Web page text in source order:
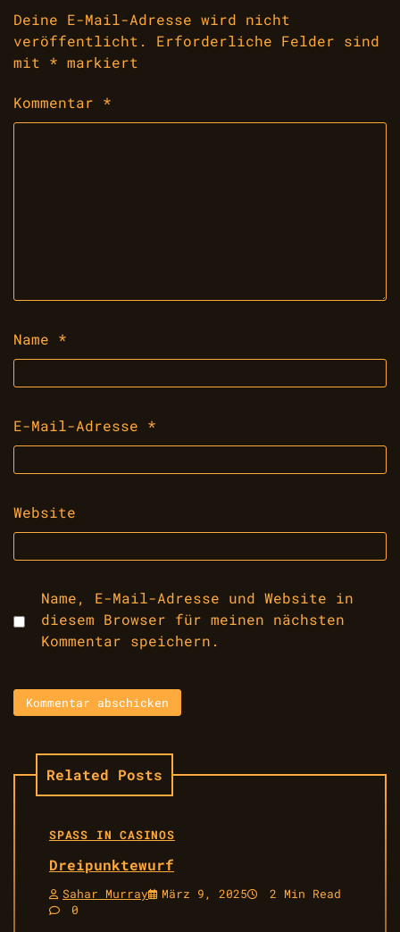
Deine E-Mail-Adresse wird nicht
veröffentlicht.
Erforderliche Felder sind
mit * markiert
Kommentar *
Name *
E-Mail-Adresse *
Website
Name, E-Mail-Adresse und Website in
diesem Browser für meinen nächsten
Kommentar speichern.
Related Posts
SPASS IN CASINOS
Dreipunktewurf
Sahar Murray März 9, 2025
2 Min Read
0